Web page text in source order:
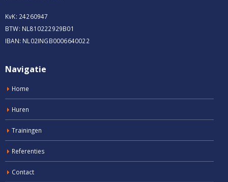
KvK: 24260947
BTW: NL810222929B01
IBAN: NL02INGB0006640022
Navigatie
Home
Huren
Trainingen
Referenties
Contact